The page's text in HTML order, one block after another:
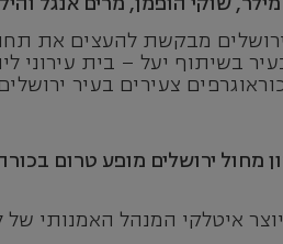
מבקשת להעצים את
בשיתוף יעל – בית עירוני
צעירים בעיר
מחול ירושלים מופע טרום
איטלקי המנהל האמנותי של